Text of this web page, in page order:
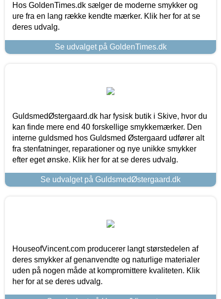
Hos GoldenTimes.dk sælger de moderne smykker og
ure fra en lang række kendte mærker. Klik her for at se
deres udvalg.
Se udvalget på GoldenTimes.dk
GuldsmedØstergaard.dk har fysisk butik i Skive, hvor du
kan finde mere end 40 forskellige smykkemærker. Den
interne guldsmed hos Guldsmed Østergaard udfører alt
fra stenfatninger, reparationer og nye unikke smykker
efter eget ønske. Klik her for at se deres udvalg.
Se udvalget på GuldsmedØstergaard.dk
HouseofVincent.com producerer langt størstedelen af
deres smykker af genanvendte og naturlige materialer
uden på nogen måde at kompromittere kvaliteten. Klik
her for at se deres udvalg.